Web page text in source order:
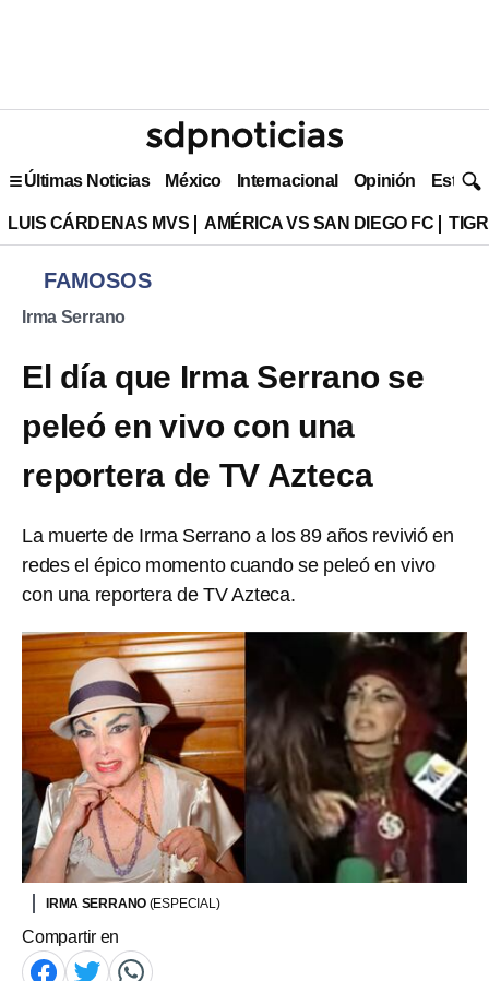
Últimas Noticias México Internacional Opinión Estilo
LUIS CÁRDENAS MVS AMÉRICA VS SAN DIEGO FC
FAMOSOS
Irma Serrano
El día que Irma Serrano se
peleó en vivo con una
reportera de TV Azteca
La muerte de Irma Serrano a los 89 años revivió en
redes el épico momento cuando se peleó en vivo
con una reportera de TV Azteca.
IRMA SERRANO (ESPECIAL)
Compartir en